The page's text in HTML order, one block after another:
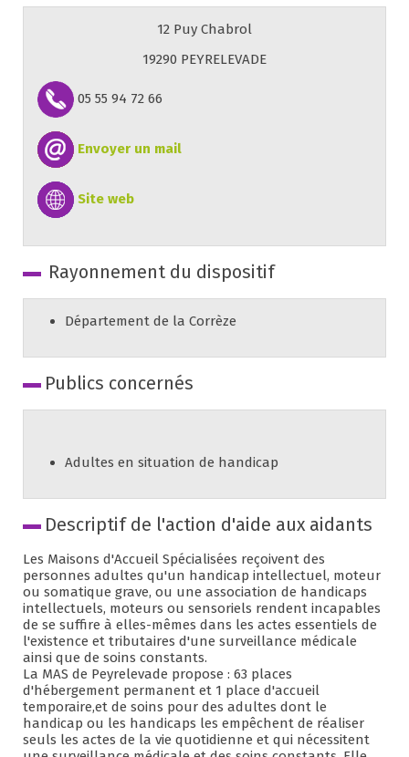
12 Puy Chabrol
19290 PEYRELEVADE
05 55 94 72 66
Envoyer un mail
Site web
Rayonnement du dispositif
Département de la Corrèze
Publics concernés
Adultes en situation de handicap
Descriptif de l'action d'aide aux aidants
Les Maisons d'Accueil Spécialisées reçoivent des
personnes adultes qu'un handicap intellectuel, moteur
ou somatique grave, ou une association de handicaps
intellectuels, moteurs ou sensoriels rendent incapables
de se suffire à elles-mêmes dans les actes essentiels de
l'existence et tributaires d'une surveillance médicale
ainsi que de soins constants.
La MAS de Peyrelevade propose : 63 places
d'hébergement permanent et 1 place d'accueil
temporaire,et de soins pour des adultes dont le
handicap ou les handicaps les empêchent de réaliser
seuls les actes de la vie quotidienne et qui nécessitent